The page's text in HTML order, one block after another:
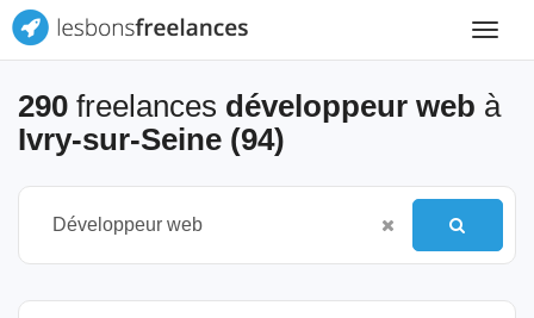
Toggle
290 freelances développeur web à
Ivry-sur-Seine (94)